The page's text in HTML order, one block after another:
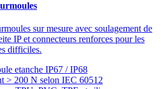
sur mesure avec soulagement de
IP et connecteurs renforces pour les
difficiles.
etanche IP67 / IP68
> 200 N selon IEC 60512